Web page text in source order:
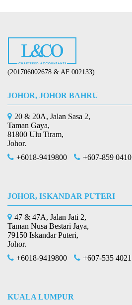
(201706002678 & AF 002133)
JOHOR, JOHOR BAHRU
20 & 20A, Jalan Sasa 2,
Taman Gaya,
81800 Ulu Tiram,
Johor.
+6018-9419800
+607-859 0410
JOHOR, ISKANDAR PUTERI
47 & 47A, Jalan Jati 2,
Taman Nusa Bestari Jaya,
79150 Iskandar Puteri,
Johor.
+6018-9419800
+607-535 4021
KUALA LUMPUR